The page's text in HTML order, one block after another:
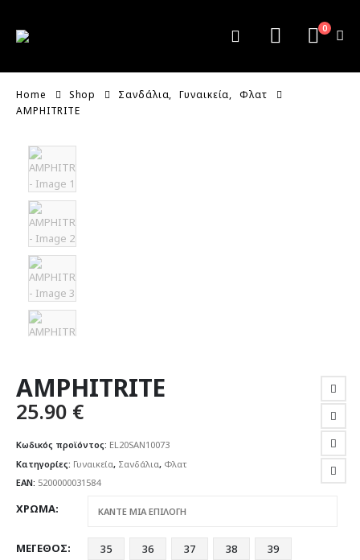
0
Home Shop Σανδάλια, Γυναικεία, Φλατ
AMPHITRITE
AMPHITRITE
25.90 €
Κωδικός προϊόντος: EL20SAN10073
Κατηγορίες: Γυναικεία, Σανδάλια, Φλατ
EAN: 5200000031584
ΧΡΩΜΑ
ΜΕΓΕΘΟΣ 35 36 37 38
39